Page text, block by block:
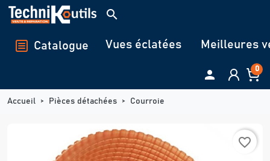
Panneau de gestion des cookies
search
Catalogue Vues éclatées Meilleures
 0
Accueil Pièces détachées Courroie
favorite_border